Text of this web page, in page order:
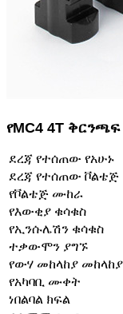
የMC4 4T
ደረጃ የተሰጠው የአሁኑ
ደረጃ የተሰጠው ቮልቴጅ
የቮልቴጅ ሙከራ
የእውቂያ ቁሳቁስ
የኢንሱሌሽን ቁሳቁስ
ተቃውሞን ያግኙ
የውሃ መከላከያ መከላከያ
የአካባቢ ሙቀት
ነበልባል ክፍል